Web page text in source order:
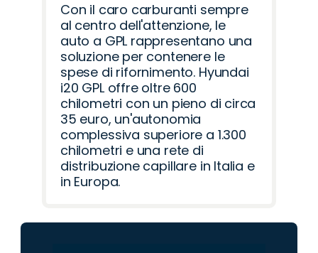
Con il caro carburanti sempre
al centro dell'attenzione, le
auto a GPL rappresentano una
soluzione per contenere le
spese di rifornimento. Hyundai
i20 GPL offre oltre 600
chilometri con un pieno di circa
35 euro, un'autonomia
complessiva superiore a 1.300
chilometri e una rete di
distribuzione capillare in Italia e
in Europa.